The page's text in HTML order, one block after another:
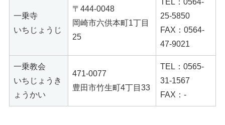
一乗寺
いちじょうじ
〒444-0048
岡崎市六供本町1丁目
25
25-5850
FAX：0564-
47-9021
一乗教会
いちじょうき
ょうかい
471-0077
豊田市竹生町4丁目33
TEL：0565-
31-1567
FAX：-